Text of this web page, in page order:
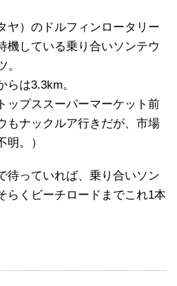
ヤ）のドルフィンロータリー
機している乗り合いソンテウ
。
らは3.3km。
ップススーパーマーケット前
もナックルア行きだが、市場
明。）
待っていれば、乗り合いソン
らくビーチロードまでこれ1本